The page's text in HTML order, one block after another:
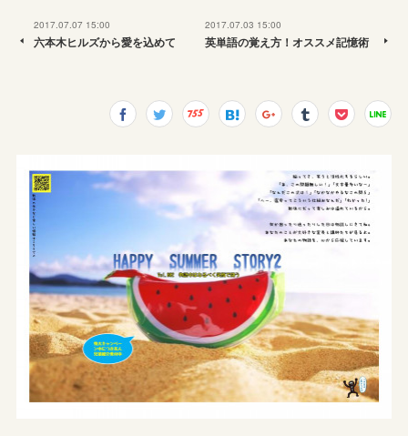
2017.07.07 15:00
六本木ヒルズから愛を込めて
2017.07.03 15:00
英単語の覚え方！オススメ記憶術